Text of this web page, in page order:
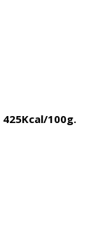
425Kcal/100g.